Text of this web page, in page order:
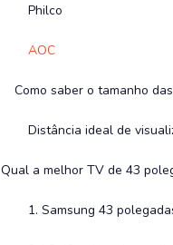
Philco
AOC
Como saber o tamanho
Distância ideal de
Qual a melhor TV de 43
1. Samsung 43